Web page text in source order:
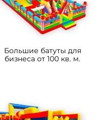
Большие батуты для
бизнеса от 100 кв. м.